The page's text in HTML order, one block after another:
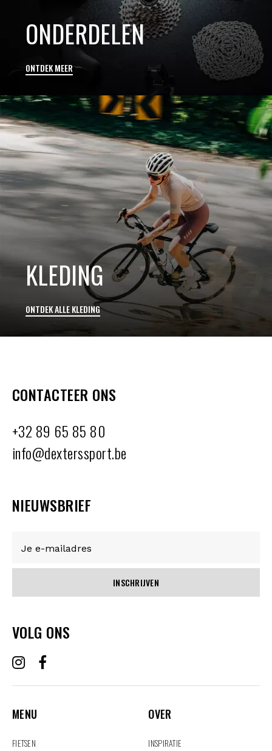
ONTDEK MEER
ONDERDELEN
ONTDEK ALLE KLEDING
KLEDING
CONTACTEER ONS
+32 89 65 85 80
info@dexterssport.be
NIEUWSBRIEF
INSCHRIJVEN
VOLG ONS
MENU
FIETSEN
OVER
INSPIRATIE